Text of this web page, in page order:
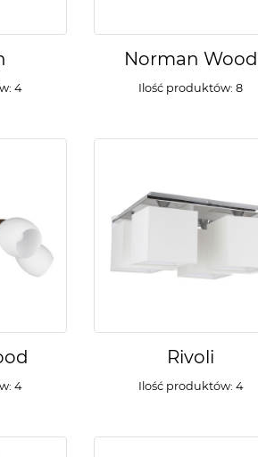
4
Norman Wood
Ilość produktów: 8
4
Rivoli
Ilość produktów: 4